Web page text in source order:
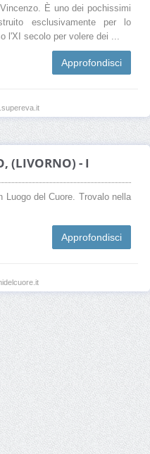
È uno dei pochissimi
esclusivamente per lo
l'XI secolo per volere dei ...
Approfondisci
(LIVORNO) - I
Luogo del Cuore. Trovalo nella
Approfondisci